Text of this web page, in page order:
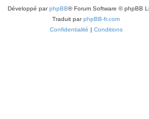
Développé parphpBB® Forum Software © phpBB
Traduit parphpBB-fr.com
Confidentialité | Conditions